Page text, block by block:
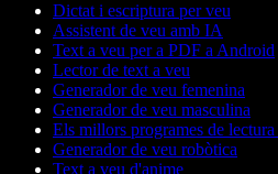
Dictat i escriptura per veu
Assistent de veu amb IA
Text a veu per a PDF a Android
Lector de text a veu
Generador de veu femenina
Generador de veu masculina
Els millors programes de
Generador de veu robòtica
Text a veu d'anime